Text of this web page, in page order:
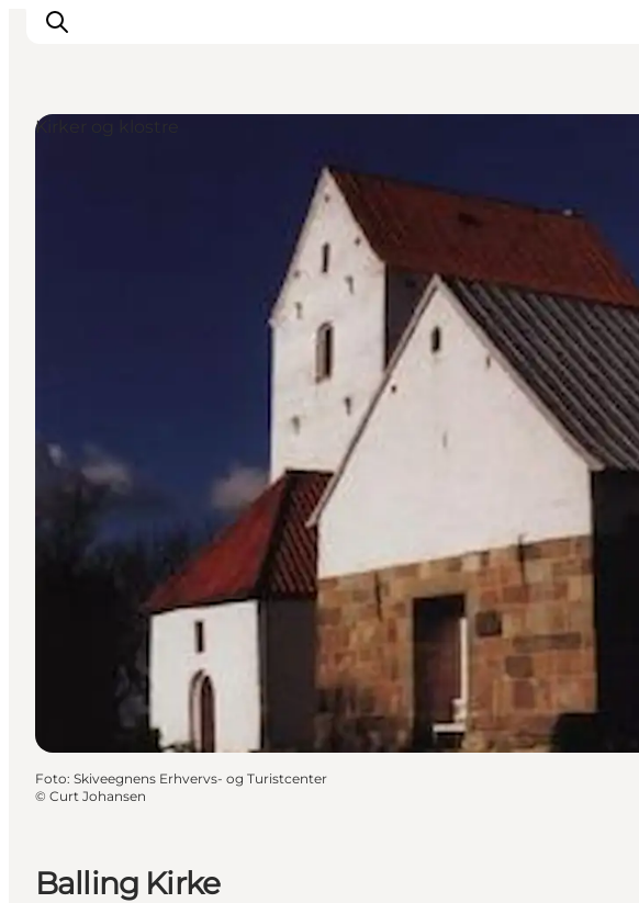
Balling Kirke
Kirker og klostre
Foto: Skiveegnens Erhvervs- og Turistcenter
© Curt Johansen